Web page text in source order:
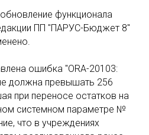
функционала
ПП "ПАРУС-Бюджет 8"
ошибка "ORA-20103:
должна превышать 256
при переносе остатков на
системном параметре №
что в учреждениях